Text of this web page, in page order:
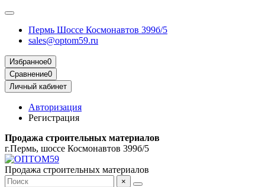
Пермь Шоссе Космонавтов 399б/5
sales@optom59.ru
Избранное0
Сравнение0
Личный кабинет
Авторизация
Регистрация
Продажа строительных материалов
г.Пермь, шоссе Космонавтов 399б/5
Продажа строительных материалов
×